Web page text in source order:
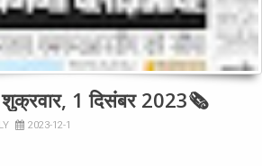
1 दिसंबर 2023🗞
2023-12-1